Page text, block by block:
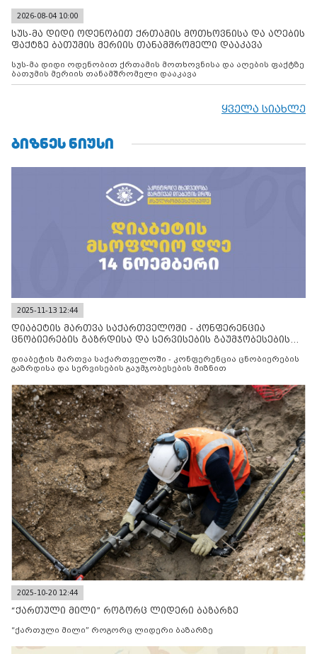
2026-08-04 10:00
სუს-მა დიდი ოდენობით ქრთამის მოთხოვნისა და აღების
ფაქტზე ბათუმის მერიის თანამშრომელი დააკავა
სუს-მა დიდი ოდენობით ქრთამის მოთხოვნისა და აღების ფაქტზე
ბათუმის მერიის თანამშრომელი დააკავა
ყველა სიახლე
ᲑᲘᲖᲜᲔᲡ ᲜᲘᲣᲡᲘ
2025-11-13 12:44
დიაბეტის მართვა საქართველოში - კონფერენცია
ცნობიერების გაზრდისა და სერვისების გაუმჯობესების
დიაბეტის მართვა საქართველოში - კონფერენცია ცნობიერების
გაზრდისა და სერვისების გაუმჯობესების მიზნით
2025-10-20 12:44
“ქართული მილი” როგორც ლიდერი ბაზარზე
“ქართული მილი” როგორც ლიდერი ბაზარზე